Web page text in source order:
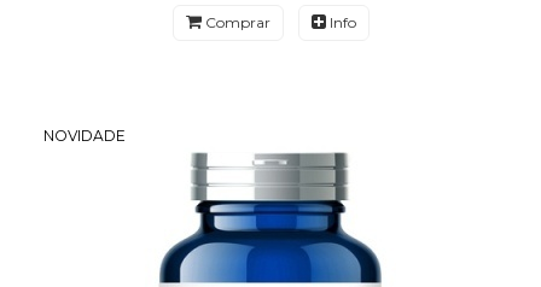
Comprar Info
NOVIDADE